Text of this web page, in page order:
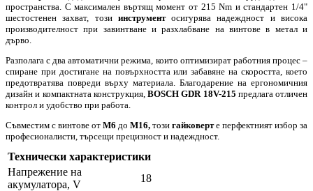
пространства. С максимален въртящ момент от 215 Nm и стандартен 1/4"
шестостенен захват, тозиинструментосигурява надеждност и висока
производителност при завинтване и разхлабване на винтове в метал и
дърво.
Разполага с два автоматични режима, които оптимизират работния процес –
спиране при достигане на повърхността или забавяне на скоростта, което
предотвратява повреди върху материала. Благодарение на ергономичния
дизайн и компактната конструкция, BOSCH GDR 18V-215 предлага отличен
контрол и удобство при работа.
Съвместим с винтове от M6 до M16, този гайковерте перфектният избор за
професионалисти, търсещи прецизност и надеждност.
Технически характеристики
Напрежение на
акумулатора, V
18